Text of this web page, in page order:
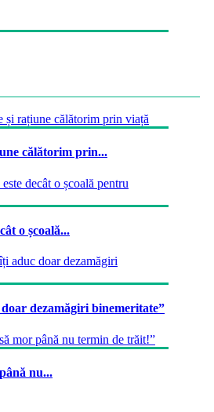
călătorim prin...
o școală...
dezamăgiri binemeritate”
nu...